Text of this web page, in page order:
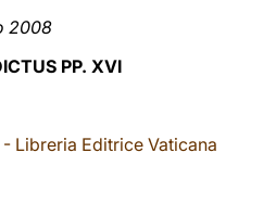
2008
PP. XVI
Libreria Editrice Vaticana